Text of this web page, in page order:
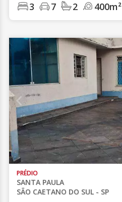
3 7 2 400m²
PRÉDIO
SANTA PAULA
SÃO CAETANO DO SUL - SP